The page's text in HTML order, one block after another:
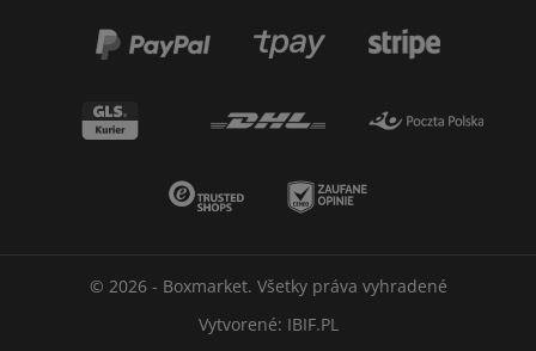
© 2026 - Boxmarket. Všetky práva vyhradené
Vytvorené: IBIF.PL